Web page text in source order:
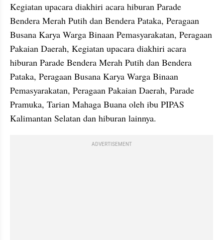
Kegiatan upacara diakhiri acara hiburan Parade
Bendera Merah Putih dan Bendera Pataka, Peragaan
Busana Karya Warga Binaan Pemasyarakatan, Peragaan
Pakaian Daerah, Kegiatan upacara diakhiri acara
hiburan Parade Bendera Merah Putih dan Bendera
Pataka, Peragaan Busana Karya Warga Binaan
Pemasyarakatan, Peragaan Pakaian Daerah, Parade
Pramuka, Tarian Mahaga Buana oleh ibu PIPAS
Kalimantan Selatan dan hiburan lainnya.
ADVERTISEMENT